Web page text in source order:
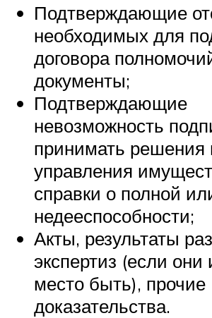
Подтверждающие
необходимых для
договора
документы;
Подтверждающие
невозможность
принимать решения
управления
справки о полной
недееспособности;
Акты, результаты
экспертиз (если они
место быть), прочие
доказательства.